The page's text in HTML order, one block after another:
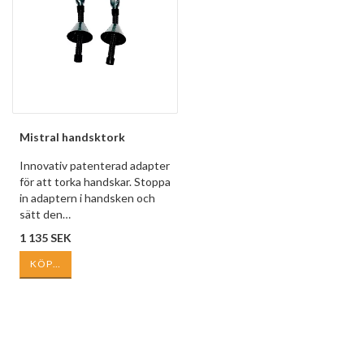
Mistral handsktork
Innovativ patenterad adapter
för att torka handskar. Stoppa
in adaptern i handsken och
sätt den…
1 135 SEK
KÖP…